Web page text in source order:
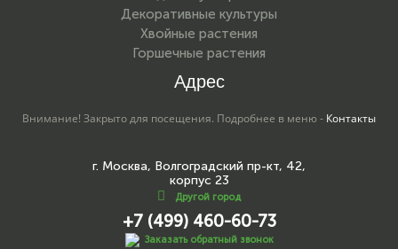
Декоративные культуры
Хвойные растения
Горшечные растения
Адрес
Внимание! Закрыто для посещения. Подробнее в меню - Контакты
г. Москва, Волгоградский пр-кт, 42,
корпус 23
Другой город
+7 (499) 460-60-73
Заказать обратный звонок